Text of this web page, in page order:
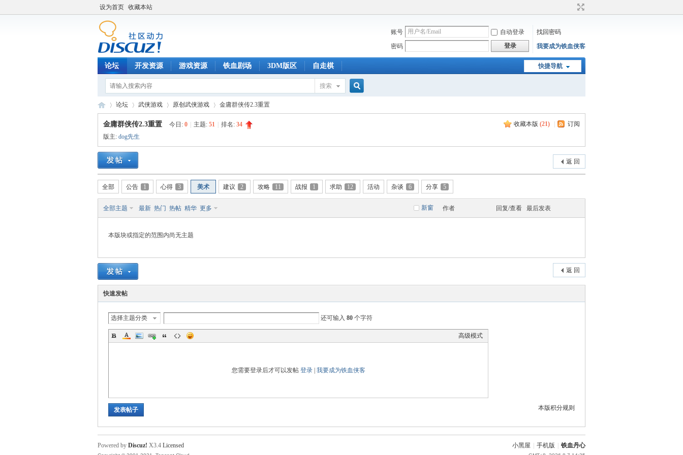
设为首页 收藏本站
账号 自动登录
找回密码
密码
登录 我要成为铁血侠客
快捷导航
论坛 开发资源 游戏资源 铁血剧场 3DM版区 自走棋
搜索
铁
心
»
论坛
›
武侠游戏
›
原创武侠游戏
›
金庸群侠传2.3重置
收藏本版 (21) 订阅
金庸群侠传2.3重置 今日: 0 主题: 51 排名: 34
版主: dog先生
返 回
全部 公告 1 心得 3 美术 建议 2 攻略 11 战报 1 求助 12 活动 杂谈 6 分享 5
新窗
全部主题 最新 热门 热帖 精华 更多 作者 回复/查看 最后发表
本版块或指定的范围内尚无主题
返 回
快速发帖
选择主题分类 还可输入 80 个字符
高级模式
您需要登录后才可以发帖 登录| 我要成为铁血侠客
本版积分规则
发表帖子
小黑屋 手机版 铁血丹心
Powered by Discuz! X3.4 Licensed